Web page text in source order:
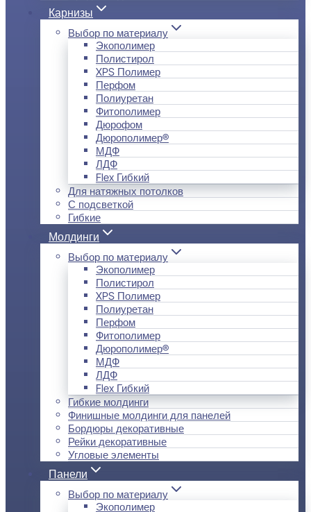
Карнизы
Выбор по материалу
Экополимер
Полистирол
XPS Полимер
Перфом
Полиуретан
Фитополимер
Дюрофом
Дюрополимер®
МДФ
ЛДФ
Flex Гибкий
Для натяжных потолков
С подсветкой
Гибкие
Молдинги
Выбор по материалу
Экополимер
Полистирол
XPS Полимер
Полиуретан
Перфом
Фитополимер
Дюрополимер®
МДФ
ЛДФ
Flex Гибкий
Гибкие молдинги
Финишные молдинги для панелей
Бордюры декоративные
Рейки декоративные
Угловые элементы
Панели
Выбор по материалу
Экополимер